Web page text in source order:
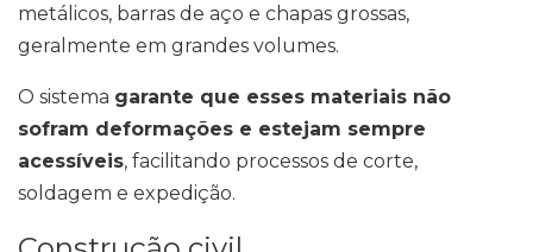
metálicos, barras de aço e chapas grossas,
geralmente em grandes volumes.
O sistema garante que esses materiais não
sofram deformações e estejam sempre
acessíveis, facilitando processos de corte,
soldagem e expedição.